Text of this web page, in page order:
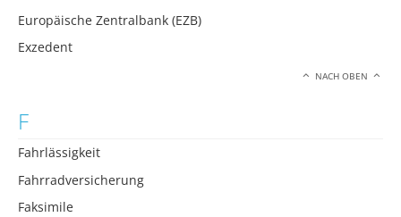
Europäische Zentralbank (EZB)
Exzedent
NACH OBEN
F
Fahrlässigkeit
Fahrradversicherung
Faksimile